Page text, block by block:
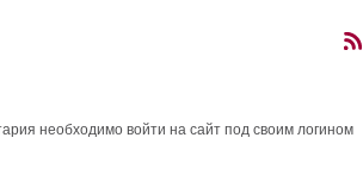
необходимо войти на сайт под своим логином